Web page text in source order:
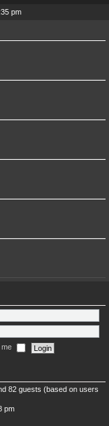
pm
me
82 guests (based on users
pm